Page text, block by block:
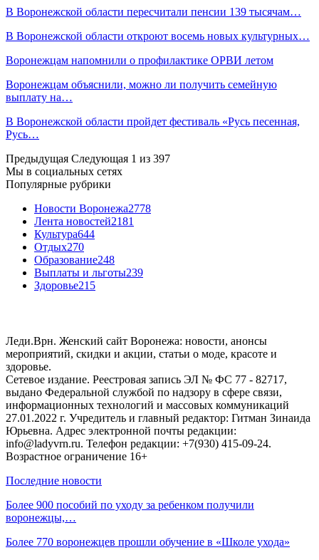
В Воронежской области пересчитали пенсии 139 тысячам…
В Воронежской области откроют восемь новых культурных…
Воронежцам напомнили о профилактике ОРВИ летом
Воронежцам объяснили, можно ли получить семейную
выплату на…
В Воронежской области пройдет фестиваль «Русь песенная,
Русь…
Предыдущая Следующая 1 из 397
Мы в социальных сетях
Популярные рубрики
Новости Воронежа2778
Лента новостей2181
Культура644
Отдых270
Образование248
Выплаты и льготы239
Здоровье215
Леди.Врн. Женский сайт Воронежа: новости, анонсы
мероприятий, скидки и акции, статьи о моде, красоте и
здоровье.
Сетевое издание. Реестровая запись ЭЛ № ФС 77 - 82717,
выдано Федеральной службой по надзору в сфере связи,
информационных технологий и массовых коммуникаций
27.01.2022 г. Учредитель и главный редактор: Гитман Зинаида
Юрьевна. Адрес электронной почты редакции:
info@ladyvrn.ru. Телефон редакции: +7(930) 415-09-24.
Возрастное ограничение 16+
Последние новости
Более 900 пособий по уходу за ребенком получили
воронежцы,…
Более 770 воронежцев прошли обучение в «Школе ухода»